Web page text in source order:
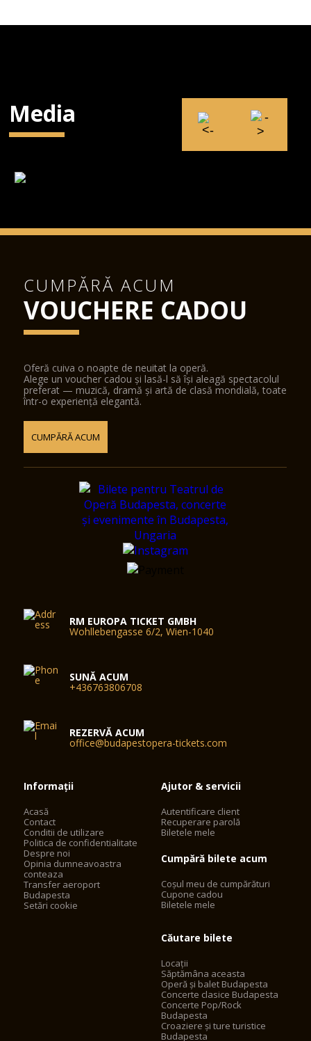
Media
CUMPĂRĂ ACUM
VOUCHERE CADOU
Oferă cuiva o noapte de neuitat la operă.
Alege un voucher cadou și lasă-l să își aleagă spectacolul
preferat — muzică, dramă și artă de clasă mondială, toate
într-o experiență elegantă.
CUMPĂRĂ ACUM
RM EUROPA TICKET GMBH
Wohllebengasse 6/2, Wien-1040
SUNĂ ACUM
+436763806708
REZERVĂ ACUM
office@budapestopera-tickets.com
Informații
Acasă
Contact
Conditii de utilizare
Politica de confidentialitate
Despre noi
Opinia dumneavoastra
conteaza
Transfer aeroport
Budapesta
Setări cookie
Ajutor & servicii
Autentificare client
Recuperare parolă
Biletele mele
Cumpără bilete acum
Coșul meu de cumpărături
Cupone cadou
Biletele mele
Căutare bilete
Locații
Săptămâna aceasta
Operă și balet Budapesta
Concerte clasice Budapesta
Concerte Pop/Rock
Budapesta
Croaziere și ture turistice
Budapesta